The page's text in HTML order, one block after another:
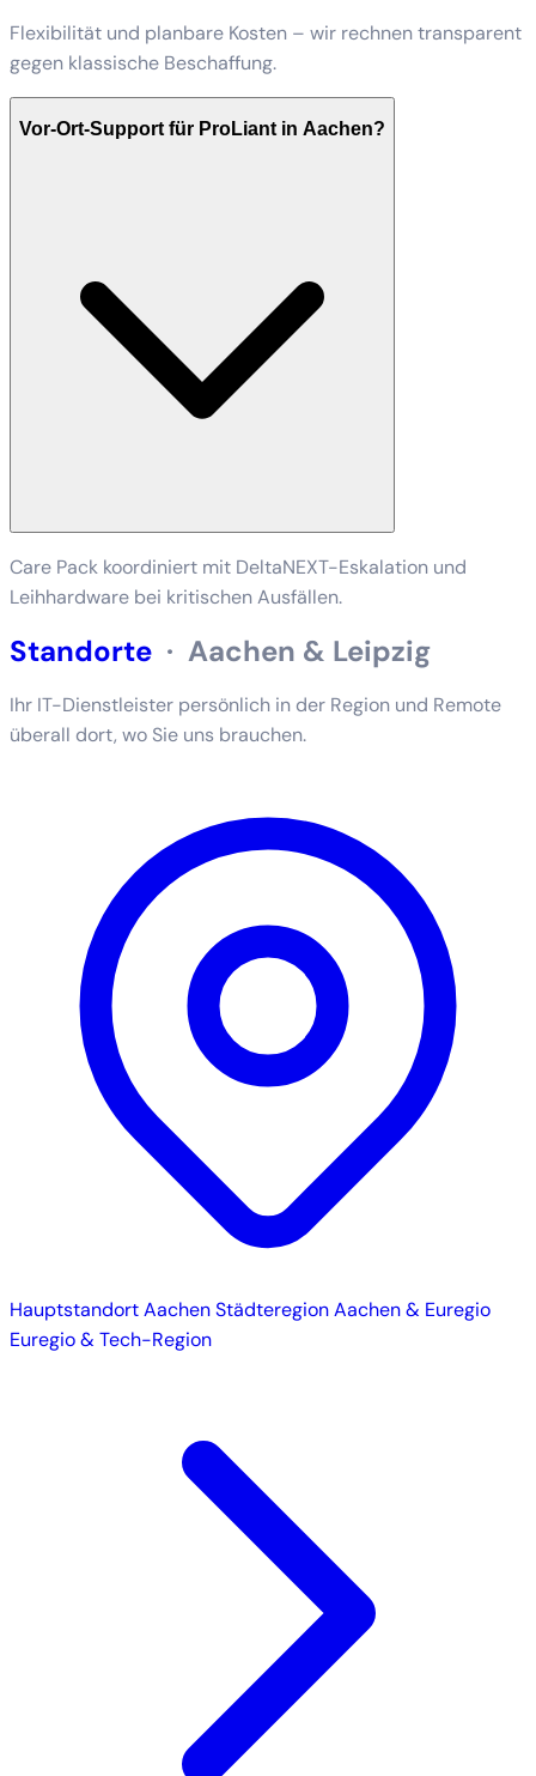
Flexibilität und planbare Kosten – wir rechnen transparent
gegen klassische Beschaffung.
Vor-Ort-Support für ProLiant in Aachen?
Care Pack koordiniert mit DeltaNEXT-Eskalation und
Leihhardware bei kritischen Ausfällen.
Standorte · Aachen & Leipzig
Ihr IT-Dienstleister persönlich in der Region und Remote
überall dort, wo Sie uns brauchen.
HauptstandortAachenStädteregion Aachen & Euregio
Euregio & Tech-Region